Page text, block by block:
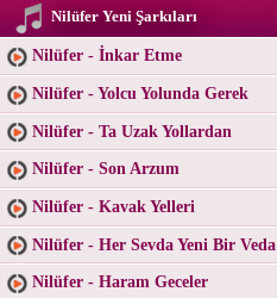
Nilüfer Yeni Şarkıları
Nilüfer - İnkar Etme
Nilüfer - Yolcu Yolunda Gerek
Nilüfer - Ta Uzak Yollardan
Nilüfer - Son Arzum
Nilüfer - Kavak Yelleri
Nilüfer - Her Sevda Yeni Bir Veda
Nilüfer - Haram Geceler